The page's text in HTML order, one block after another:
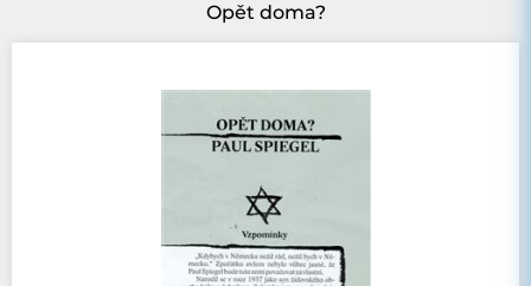
Opět doma?